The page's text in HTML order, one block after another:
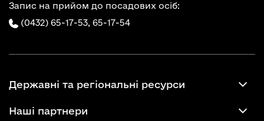
Запис на прийом до посадових осіб:
(0432) 65-17-53, 65-17-54
Державні та регіональні ресурси
Наші партнери